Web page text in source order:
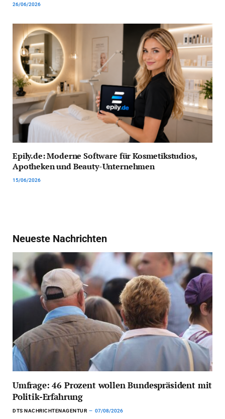
26/06/2026
Epily.de: Moderne Software für Kosmetikstudios,
Apotheken und Beauty-Unternehmen
15/06/2026
Neueste Nachrichten
Umfrage: 46 Prozent wollen Bundespräsident mit
Politik-Erfahrung
DTS NACHRICHTENAGENTUR 07/08/2026